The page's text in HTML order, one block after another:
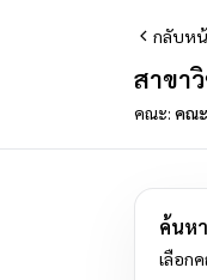
กลับหน้
สาขา
คณะ: คณะ
ค้นห
เลือก